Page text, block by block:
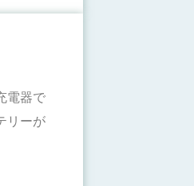
電器で
リーが